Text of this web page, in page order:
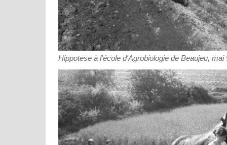
Hippotese à l'école d'Agrobiologie de Beaujeu, mai